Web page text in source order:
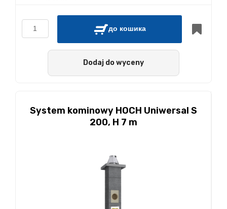
до кошика
Dodaj do wyceny
System kominowy HOCH Uniwersal S
200, H 7 m